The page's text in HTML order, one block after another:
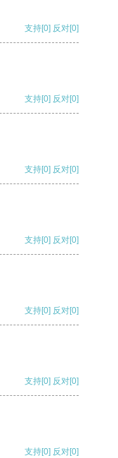
支持[0] 反对[0]
支持[0] 反对[0]
支持[0] 反对[0]
支持[0] 反对[0]
支持[0] 反对[0]
支持[0] 反对[0]
支持[0] 反对[0]